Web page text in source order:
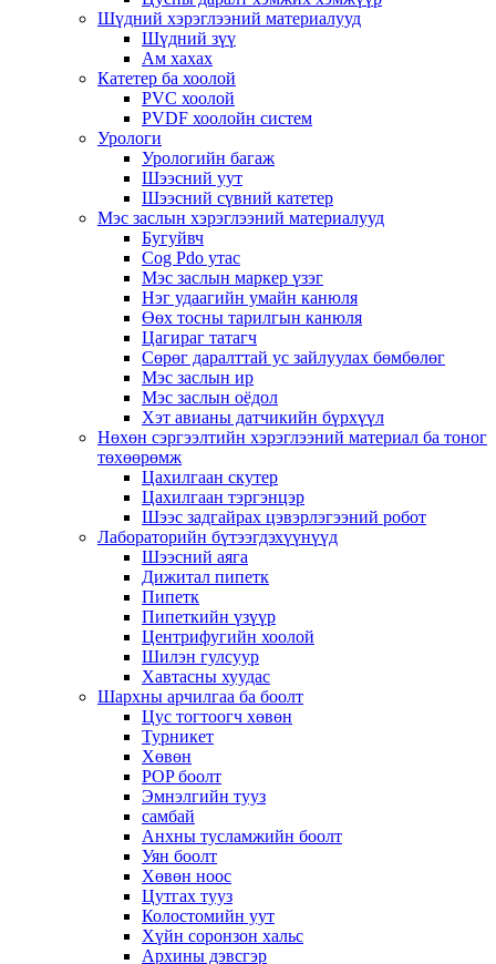
Шүдний хэрэглээний материалууд
Шүдний зүү
Ам хахах
Катетер ба хоолой
PVC хоолой
PVDF хоолойн систем
Урологи
Урологийн багаж
Шээсний уут
Шээсний сүвний катетер
Мэс заслын хэрэглээний материалууд
Бугуйвч
Cog Pdo утас
Мэс заслын маркер үзэг
Нэг удаагийн умайн канюля
Өөх тосны тарилгын канюля
Цагираг татагч
Сөрөг даралттай ус зайлуулах бөмбөлөг
Мэс заслын ир
Мэс заслын оёдол
Хэт авианы датчикийн бүрхүүл
Нөхөн сэргээлтийн хэрэглээний материал ба тоног
төхөөрөмж
Цахилгаан скутер
Цахилгаан тэргэнцэр
Шээс задгайрах цэвэрлэгээний робот
Лабораторийн бүтээгдэхүүнүүд
Шээсний аяга
Дижитал пипетк
Пипетк
Пипеткийн үзүүр
Центрифугийн хоолой
Шилэн гулсуур
Хавтасны хуудас
Шархны арчилгаа ба боолт
Цус тогтоогч хөвөн
Турникет
Хөвөн
POP боолт
Эмнэлгийн тууз
самбай
Анхны тусламжийн боолт
Уян боолт
Хөвөн ноос
Цутгах тууз
Колостомийн уут
Хүйн соронзон хальс
Архины дэвсгэр